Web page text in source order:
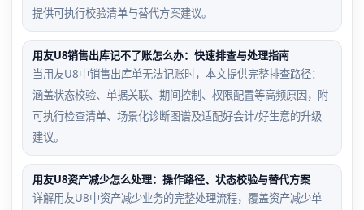
提供可执行校验清单与替代方案建议。
用友U8销售出库记不了账怎么办：快速排查与处理指南
当用友U8中销售出库单无法记账时，本文提供完整排查路径：
涵盖状态校验、单据关联、期间控制、权限配置等高频原因，附
可执行检查清单、场景化诊断图谱及适配好会计/好生意的升级
建议。
用友U8资产减少怎么处理：操作路径、状态校验与替代方案
详解用友U8中资产减少业务的完整处理流程，覆盖资产减少单